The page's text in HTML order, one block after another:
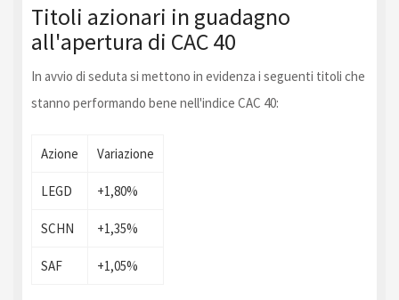
Titoli azionari in guadagno
all'apertura di CAC 40
In avvio di seduta si mettono in evidenza i seguenti titoli che
stanno performando bene nell'indice CAC 40:
Azione Variazione
LEGD +1,80%
SCHN +1,35%
SAF +1,05%